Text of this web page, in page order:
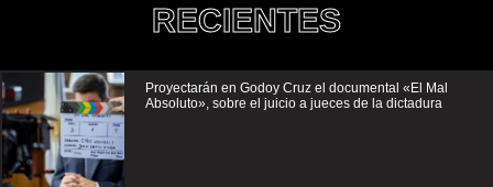
RECIENTES
Proyectarán en Godoy Cruz el documental «El Mal
Absoluto», sobre el juicio a jueces de la dictadura